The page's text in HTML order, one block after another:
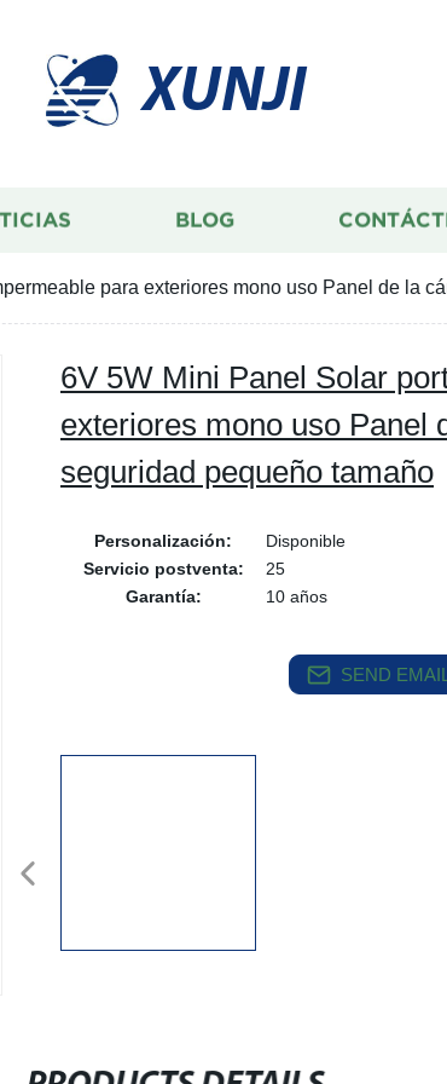
XUNJI
BLOG
para exteriores mono uso Panel de la
6V 5W Mini Panel Solar
exteriores mono uso Panel
seguridad pequeño tamaño
Personalización:
Disponible
Servicio postventa:
25
Garantía:
10 años
SEND